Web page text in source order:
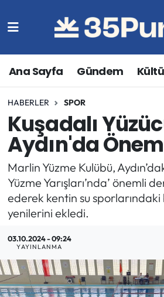
Ana Sayfa Gündem
HABERLER SPOR
Kuşadalı
Aydın'da
Marlin Yüzme Kulübü,
Yüzme Yarışları’nda’ önemli
ederek kentin su sporlarındaki
yenilerini ekledi.
03.10.2024 - 09:24
YAYINLANMA